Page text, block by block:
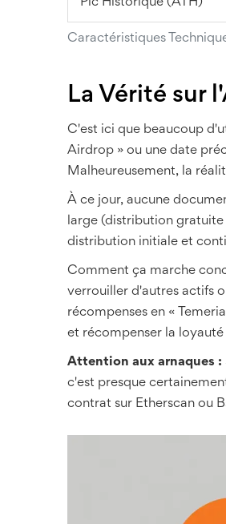
Caractéristiques
Pic Historique (ATH)
La Vérité sur
C'est ici que beaucoup
Airdrop » ou une date
Malheureusement, la
À ce jour, aucune
large (distribution
distribution initiale et
Comment ça marche
verrouiller d'autres actifs
récompenses en «
et récompenser la
Attention aux arnaques :
c'est presque
contrat sur Etherscan ou